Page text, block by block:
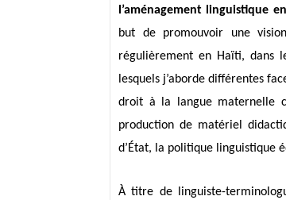
l’aménagement linguistique
but de promouvoir une
régulièrement en Haïti, dans
lesquels j’aborde différentes
droit à la langue maternelle
production de matériel
d’État, la politique linguistique
À titre de linguiste-